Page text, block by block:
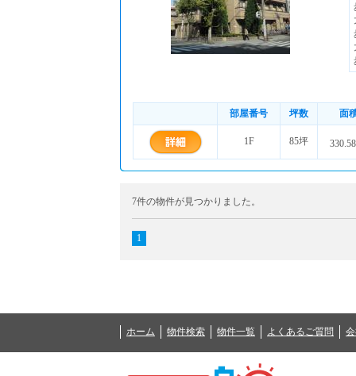
部屋番号 坪数 面
1F 85坪
7件の物件が見つかりました。
1
ホーム 物件検索 物件一覧 よくあるご質問